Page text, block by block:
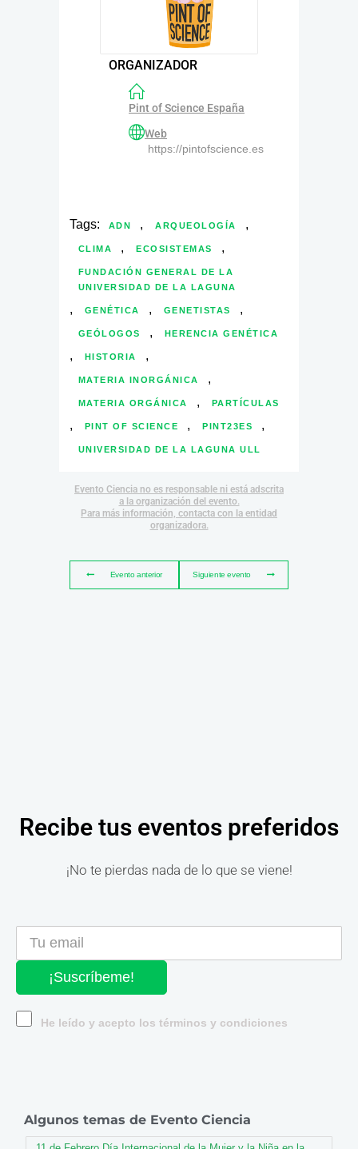
ORGANIZADOR
Pint of Science España
Web
https://pintofscience.es
Tags: ADN , ARQUEOLOGÍA ,
CLIMA , ECOSISTEMAS ,
FUNDACIÓN GENERAL DE LA
UNIVERSIDAD DE LA LAGUNA
, GENÉTICA , GENETISTAS ,
GEÓLOGOS , HERENCIA GENÉTICA
, HISTORIA ,
MATERIA INORGÁNICA ,
MATERIA ORGÁNICA , PARTÍCULAS
, PINT OF SCIENCE , PINT23ES ,
UNIVERSIDAD DE LA LAGUNA ULL
Evento Ciencia no es responsable ni está adscrita
a la organización del evento.
Para más información, contacta con la entidad
organizadora.
Evento anterior Siguiente evento
Recibe tus eventos preferidos
¡No te pierdas nada de lo que se viene!
¡Suscríbeme!
He leído y acepto los términos y condiciones
Algunos temas de Evento Ciencia